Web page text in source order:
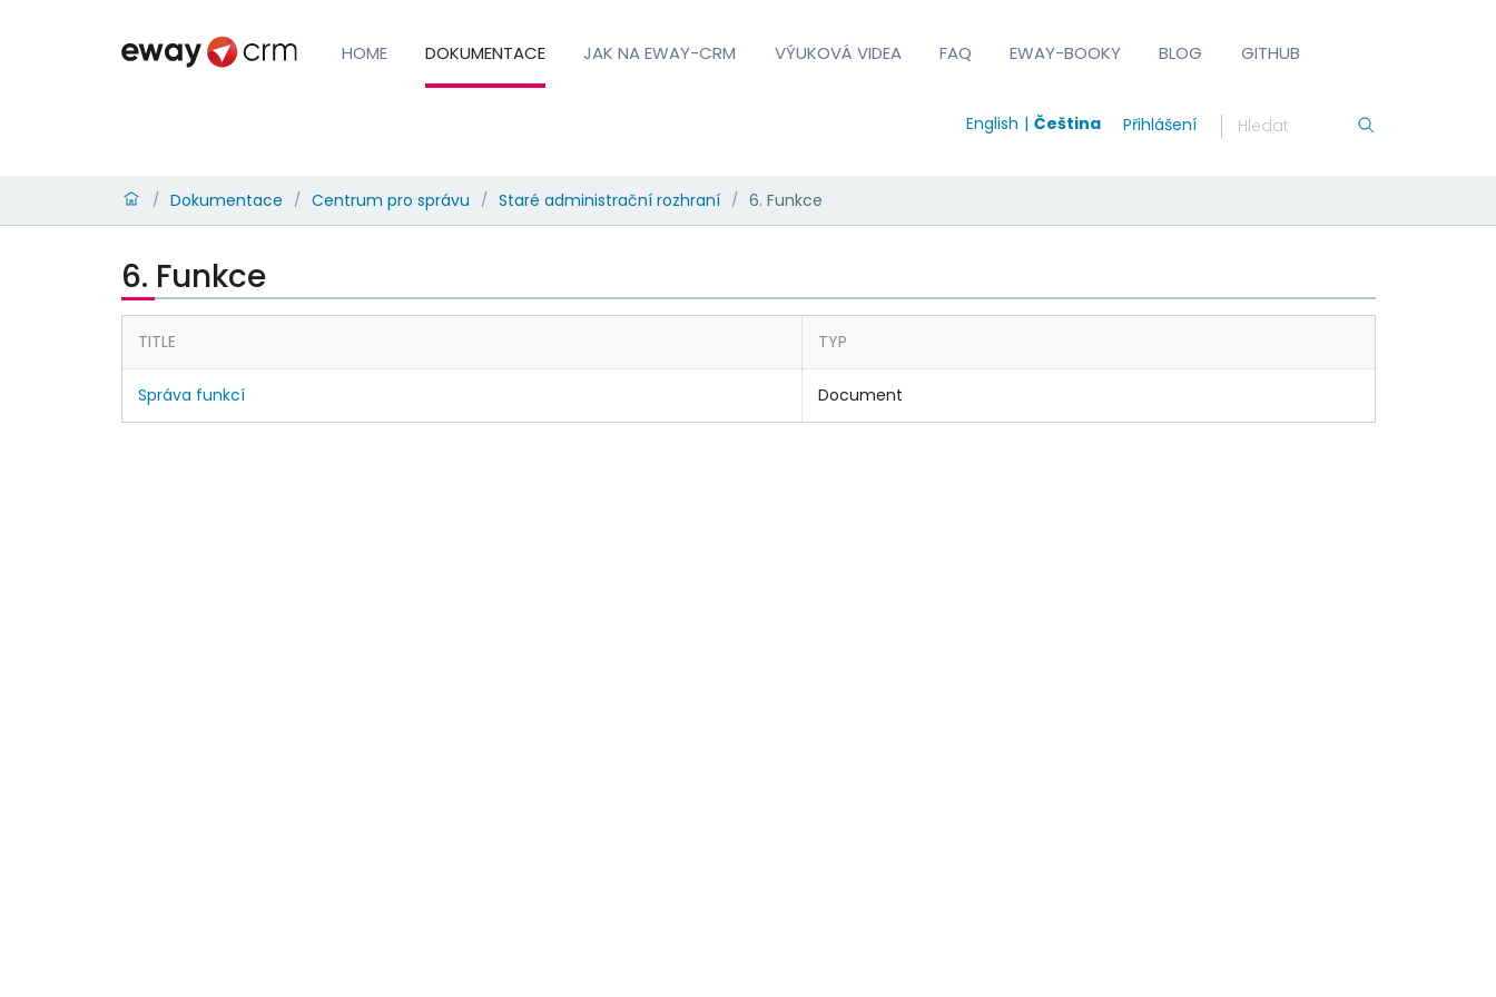
HOME DOKUMENTACE JAK NA EWAY-CRM VÝUKOVÁ VIDEA FAQ EWAY-BOOKY BLOG GITHUB
English Čeština Přihlášení
/ Dokumentace / Centrum pro správu / Staré administrační rozhraní / 6. Funkce
6. Funkce
TITLE TYP
Správa funkcí Document